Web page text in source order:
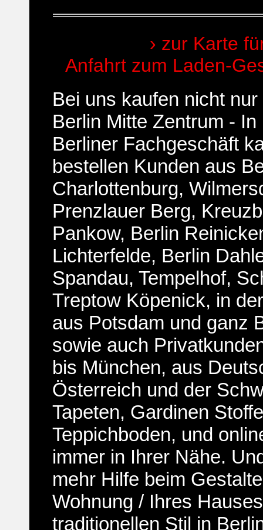
› zur Karte
Anfahrt zum Laden-
Bei uns kaufen nicht
Berlin Mitte Zentrum -
Berliner Fachgeschäft
bestellen Kunden aus
Charlottenburg,
Prenzlauer Berg,
Pankow, Berlin
Lichterfelde, Berlin
Spandau, Tempelhof,
Treptow Köpenick, in
aus Potsdam und ganz
sowie auch
bis München, aus
Österreich und der
Tapeten, Gardinen
Teppichboden, und
immer in Ihrer Nähe.
mehr Hilfe beim
Wohnung / Ihres
traditionellen Stil in